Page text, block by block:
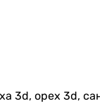
3d, орех 3d,